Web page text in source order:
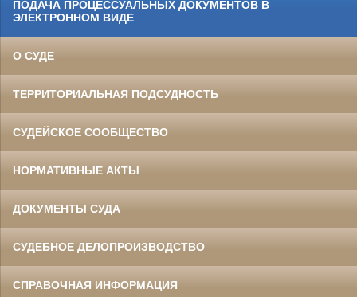
ПОДАЧА ПРОЦЕССУАЛЬНЫХ ДОКУМЕНТОВ В
ЭЛЕКТРОННОМ ВИДЕ
О СУДЕ
ТЕРРИТОРИАЛЬНАЯ ПОДСУДНОСТЬ
СУДЕЙСКОЕ СООБЩЕСТВО
НОРМАТИВНЫЕ АКТЫ
ДОКУМЕНТЫ СУДА
СУДЕБНОЕ ДЕЛОПРОИЗВОДСТВО
СПРАВОЧНАЯ ИНФОРМАЦИЯ